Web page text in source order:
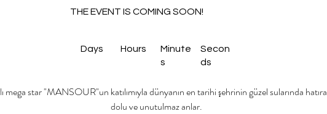
Secon
ds
Minute
s
Hours
Days
THE EVENT IS COMING SOON!
mega star "MANSOUR"un katılımıyla dünyanın en tarihi şehrinin güzel sularında hatıra
dolu ve unutulmaz anlar.